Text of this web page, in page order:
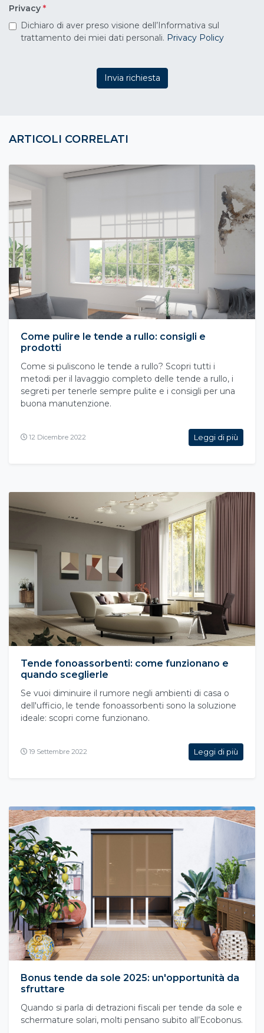
Privacy *
Dichiaro di aver preso visione dell’Informativa sul
trattamento dei miei dati personali. Privacy Policy
Invia richiesta
ARTICOLI CORRELATI
Come pulire le tende a rullo: consigli e
prodotti
Come si puliscono le tende a rullo? Scopri tutti i
metodi per il lavaggio completo delle tende a rullo, i
segreti per tenerle sempre pulite e i consigli per una
buona manutenzione.
12 Dicembre 2022 Leggi di più
Tende fonoassorbenti: come funzionano e
quando sceglierle
Se vuoi diminuire il rumore negli ambienti di casa o
dell'ufficio, le tende fonoassorbenti sono la soluzione
ideale: scopri come funzionano.
19 Settembre 2022 Leggi di più
Bonus tende da sole 2025: un'opportunità da
sfruttare
Quando si parla di detrazioni fiscali per tende da sole e
schermature solari, molti pensano subito all’Ecobonus.